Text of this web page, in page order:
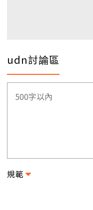
udn討論區
規範